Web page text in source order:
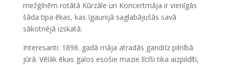
mežģīnēm rotātā Kūrzāle un Koncertmāja ir vienīgās
šāda tipa ēkas, kas Igaunijā saglabājušās savā
sākotnējā izskatā.
Interesanti: 1898. gadā māja atradās gandrīz pilnībā
jūrā. Vēlāk ēkas galos esošie mazie līcīši tika aizpildīti,